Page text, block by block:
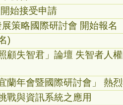
始接受申請
策略國際研討會 開始報名
)
顧失智君」論壇 失智者人
蘭年會暨國際研討會」 熱
戰與資訊系統之應用